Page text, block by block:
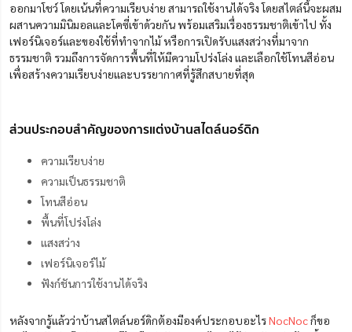
ออกมาโชว์ โดยเน้นที่ความเรียบง่าย สามารถใช้งานได้จริง โดยสไตล์นี้จะผสม
ผสานความมินิมอลและโคซี่เข้าด้วยกัน พร้อมเสริมเรื่องธรรมชาติเข้าไป ทั้ง
เฟอร์นิเจอร์และของใช้ที่ทำจากไม้ หรือการเปิดรับแสงสว่างที่มาจาก
ธรรมชาติ รวมถึงการจัดการพื้นที่ให้มีความโปร่งโล่ง และเลือกใช้โทนสีอ่อน
เพื่อสร้างความเรียบง่ายและบรรยากาศที่รู้สึกสบายที่สุด
ส่วนประกอบสำคัญของการแต่งบ้านสไตล์นอร์ดิก
ความเรียบง่าย
ความเป็นธรรมชาติ
โทนสีอ่อน
พื้นที่โปร่งโล่ง
แสงสว่าง
เฟอร์นิเจอร์ไม้
ฟังก์ชันการใช้งานได้จริง
หลังจากรู้แล้วว่าบ้านสไตล์นอร์ดิกต้องมีองค์ประกอบอะไรNocNocก็ขอ